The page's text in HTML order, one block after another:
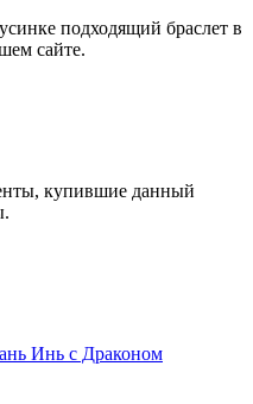
подходящий браслет в
сайте.
купившие данный